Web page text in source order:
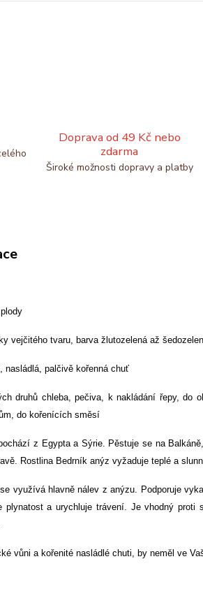
Doprava od 49 Kč nebo
zdarma
Široké možnosti dopravy a platby
vejčitého tvaru, barva žlutozelená až
nasládlá, palčivě kořenná chuť
druhů chleba, pečiva, k nakládání řepy, do
do kořenících směsí
z Egypta a Sýrie. Pěstuje se na
Rostlina Bedrník anýz vyžaduje teplé a
využívá hlavně nálev z anýzu. Podporuje
plynatost a urychluje trávení. Je vhodný
vůni a kořenité nasládlé chuti, by neměl ve